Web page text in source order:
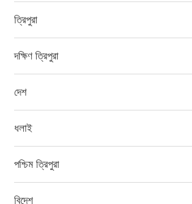
ত্রিপুরা
দক্ষিণ ত্রিপুরা
দেশ
ধলাই
পশ্চিম ত্রিপুরা
বিদেশ